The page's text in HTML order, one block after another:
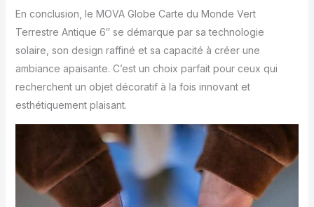
En conclusion, le MOVA Globe Carte du Monde Vert
Terrestre Antique 6″ se démarque par sa technologie
solaire, son design raffiné et sa capacité à créer une
ambiance apaisante. C’est un choix parfait pour ceux qui
recherchent un objet décoratif à la fois innovant et
esthétiquement plaisant.